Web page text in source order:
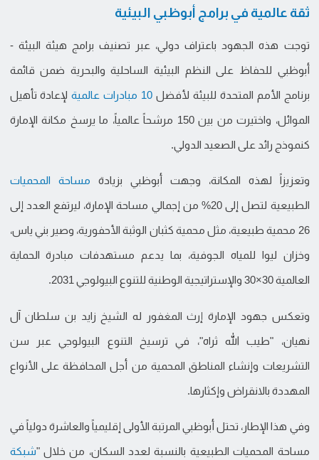
ثقة عالمية في برامج أبوظبي البيئية
توجت هذه الجهود باعتراف دولي، عبر تصنيف برامج هيئة البيئة -
أبوظبي للحفاظ على النظم البيئية الساحلية والبحرية ضمن قائمة
برنامج الأمم المتحدة للبيئة لأفضل 10 مبادرات عالمية لإعادة تأهيل
الموائل، واختيرت من بين 150 مرشحاً عالمياً، ما يرسخ مكانة الإمارة
كنموذج رائد على الصعيد الدولي.
وتعزيزاً لهذه المكانة، وجهت أبوظبي بزيادة مساحة المحميات
الطبيعية لتصل إلى 20% من إجمالي مساحة الإمارة، ليرتفع العدد إلى
26 محمية طبيعية، مثل محمية كثبان الوثبة الأحفورية، وصير بني ياس،
وخزان ليوا للمياه الجوفية، بما يدعم مستهدفات مبادرة الحماية
العالمية 30×30 والإستراتيجية الوطنية للتنوع البيولوجي 2031.
وتعكس جهود الإمارة إرث المغفور له الشيخ زايد بن سلطان آل
نهيان، "طيب الله ثراه"، في ترسيخ التنوع البيولوجي عبر سن
التشريعات وإنشاء المناطق المحمية من أجل المحافظة على الأنواع
المهددة بالانقراض وإكثارها.
وفي هذا الإطار، تحتل أبوظبي المرتبة الأولى إقليمياً والعاشرة دولياً في
مساحة المحميات الطبيعية بالنسبة لعدد السكان، من خلال "شبكة